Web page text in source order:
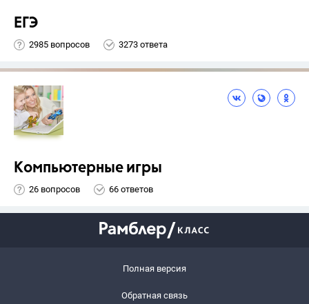
ЕГЭ
2985 вопросов 3273 ответа
Компьютерные игры
26 вопросов 66 ответов
Полная версия
Обратная связь